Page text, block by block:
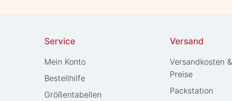
Service
Mein Konto
Bestellhilfe
Größentabellen
Versand
Versandkosten &
Preise
Packstation